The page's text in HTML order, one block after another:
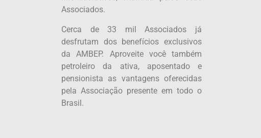
Associados.
Cerca de 33 mil Associados já
desfrutam dos benefícios exclusivos
da AMBEP. Aproveite você também
petroleiro da ativa, aposentado e
pensionista as vantagens oferecidas
pela Associação presente em todo o
Brasil.